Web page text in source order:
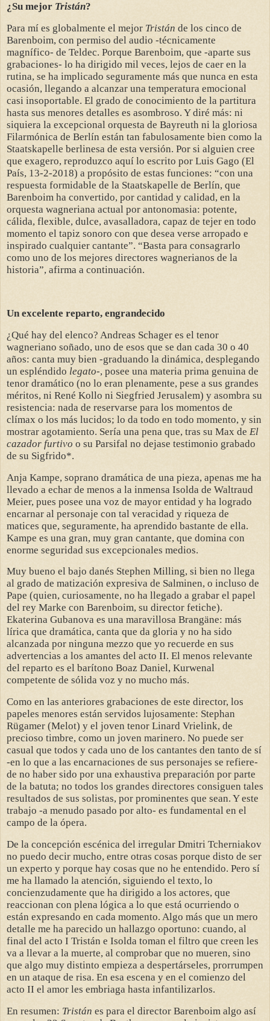
¿Su mejor Tristán?
Para mí es globalmente el mejor Tristán de los cinco de
Barenboim, con permiso del audio -técnicamente
magnífico- de Teldec. Porque Barenboim, que -aparte sus
grabaciones- lo ha dirigido mil veces, lejos de caer en la
rutina, se ha implicado seguramente más que nunca en esta
ocasión, llegando a alcanzar una temperatura emocional
casi insoportable. El grado de conocimiento de la partitura
hasta sus menores detalles es asombroso. Y diré más: ni
siquiera la excepcional orquesta de Bayreuth ni la gloriosa
Filarmónica de Berlín están tan fabulosamente bien como la
Staatskapelle berlinesa de esta versión. Por si alguien cree
que exagero, reproduzco aquí lo escrito por Luis Gago (El
País, 13-2-2018) a propósito de estas funciones: “con una
respuesta formidable de la Staatskapelle de Berlín, que
Barenboim ha convertido, por cantidad y calidad, en la
orquesta wagneriana actual por antonomasia: potente,
cálida, flexible, dulce, avasalladora, capaz de tejer en todo
momento el tapiz sonoro con que desea verse arropado e
inspirado cualquier cantante”. “Basta para consagrarlo
como uno de los mejores directores wagnerianos de la
historia”, afirma a continuación.
Un excelente reparto, engrandecido
¿Qué hay del elenco? Andreas Schager es el tenor
wagneriano soñado, uno de esos que se dan cada 30 o 40
años: canta muy bien -graduando la dinámica, desplegando
un espléndido legato-, posee una materia prima genuina de
tenor dramático (no lo eran plenamente, pese a sus grandes
méritos, ni René Kollo ni Siegfried Jerusalem) y asombra su
resistencia: nada de reservarse para los momentos de
clímax o los más lucidos; lo da todo en todo momento, y sin
mostrar agotamiento. Sería una pena que, tras su Max de El
cazador furtivo o su Parsifal no dejase testimonio grabado
de su Sigfrido*.
Anja Kampe, soprano dramática de una pieza, apenas me ha
llevado a echar de menos a la inmensa Isolda de Waltraud
Meier, pues posee una voz de mayor entidad y ha logrado
encarnar al personaje con tal veracidad y riqueza de
matices que, seguramente, ha aprendido bastante de ella.
Kampe es una gran, muy gran cantante, que domina con
enorme seguridad sus excepcionales medios.
Muy bueno el bajo danés Stephen Milling, si bien no llega
al grado de matización expresiva de Salminen, o incluso de
Pape (quien, curiosamente, no ha llegado a grabar el papel
del rey Marke con Barenboim, su director fetiche).
Ekaterina Gubanova es una maravillosa Brangäne: más
lírica que dramática, canta que da gloria y no ha sido
alcanzada por ninguna mezzo que yo recuerde en sus
advertencias a los amantes del acto II. El menos relevante
del reparto es el barítono Boaz Daniel, Kurwenal
competente de sólida voz y no mucho más.
Como en las anteriores grabaciones de este director, los
papeles menores están servidos lujosamente: Stephan
Rügamer (Melot) y el joven tenor Linard Vrielink, de
precioso timbre, como un joven marinero. No puede ser
casual que todos y cada uno de los cantantes den tanto de sí
-en lo que a las encarnaciones de sus personajes se refiere-
de no haber sido por una exhaustiva preparación por parte
de la batuta; no todos los grandes directores consiguen tales
resultados de sus solistas, por prominentes que sean. Y este
trabajo -a menudo pasado por alto- es fundamental en el
campo de la ópera.
De la concepción escénica del irregular Dmitri Tcherniakov
no puedo decir mucho, entre otras cosas porque disto de ser
un experto y porque hay cosas que no he entendido. Pero sí
me ha llamado la atención, siguiendo el texto, lo
concienzudamente que ha dirigido a los actores, que
reaccionan con plena lógica a lo que está ocurriendo o
están expresando en cada momento. Algo más que un mero
detalle me ha parecido un hallazgo oportuno: cuando, al
final del acto I Tristán e Isolda toman el filtro que creen les
va a llevar a la muerte, al comprobar que no mueren, sino
que algo muy distinto empieza a despertárseles, prorrumpen
en un ataque de risa. En esa escena y en el comienzo del
acto II el amor les embriaga hasta infantilizarlos.
En resumen: Tristán es para el director Barenboim algo así